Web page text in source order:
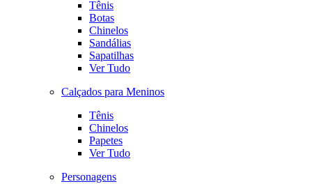
Tênis
Botas
Chinelos
Sandálias
Sapatilhas
Ver Tudo
Calçados para Meninos
Tênis
Chinelos
Papetes
Ver Tudo
Personagens